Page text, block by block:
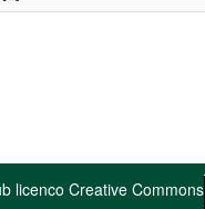
licenco Creative Commons